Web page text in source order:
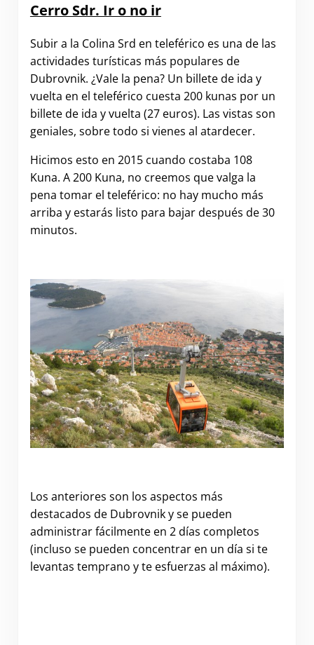
Cerro Sdr. Ir o no ir
Subir a la Colina Srd en teleférico es una de las
actividades turísticas más populares de
Dubrovnik. ¿Vale la pena? Un billete de ida y
vuelta en el teleférico cuesta 200 kunas por un
billete de ida y vuelta (27 euros). Las vistas son
geniales, sobre todo si vienes al atardecer.
Hicimos esto en 2015 cuando costaba 108
Kuna. A 200 Kuna, no creemos que valga la
pena tomar el teleférico: no hay mucho más
arriba y estarás listo para bajar después de 30
minutos.
Los anteriores son los aspectos más
destacados de Dubrovnik y se pueden
administrar fácilmente en 2 días completos
(incluso se pueden concentrar en un día si te
levantas temprano y te esfuerzas al máximo).